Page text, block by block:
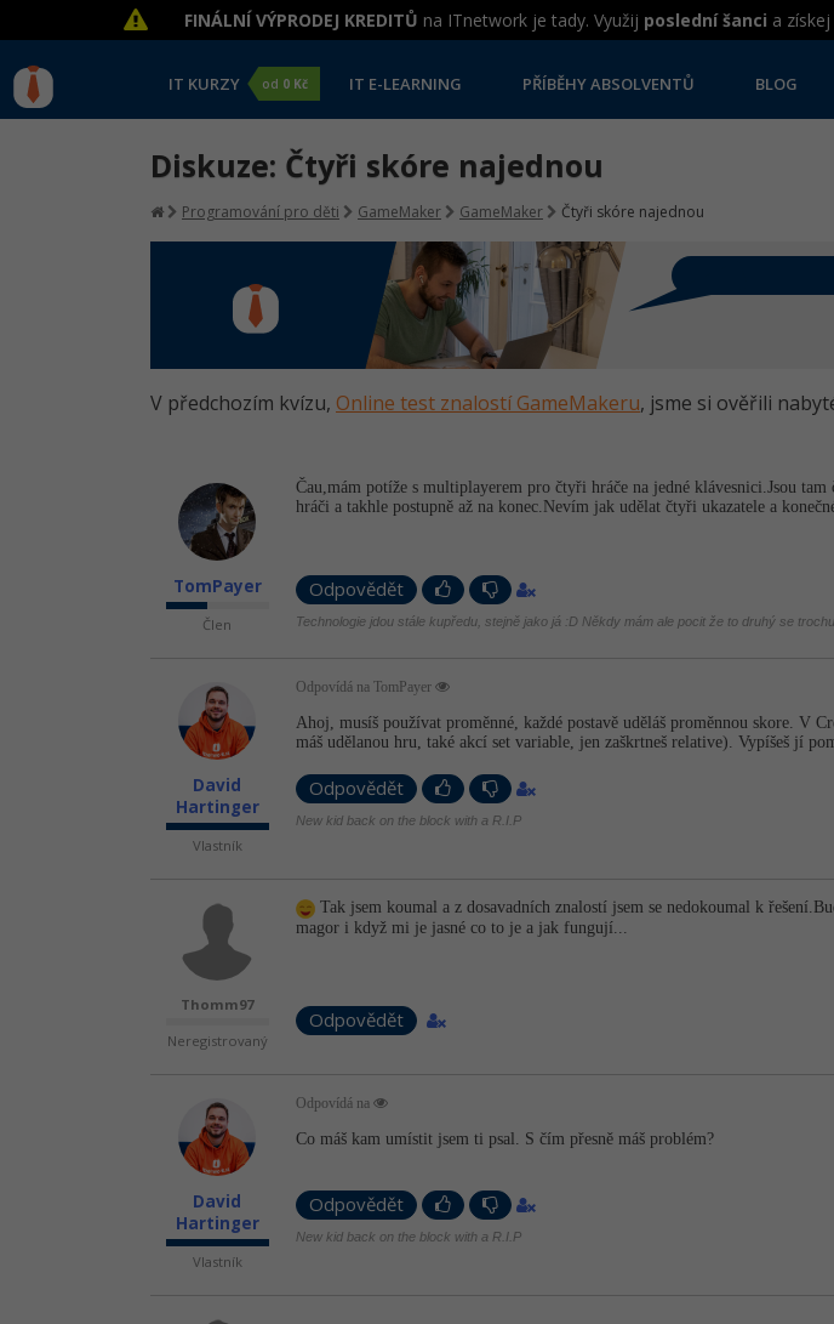
FINÁLNÍ VÝPRODEJ KREDITŮ na ITnetwork je tady. Využij poslední šanci a získej
IT KURZY od 0 Kč IT E-LEARNING PŘÍBĚHY ABSOLVENTŮ BLOG
Diskuze: Čtyři skóre najednou
Programování pro děti GameMaker GameMaker Čtyři skóre najednou
V předchozím kvízu, Online test znalostí GameMakeru, jsme si ověřili
TomPayer
Člen
Čau,mám potíže s multiplayerem pro čtyři hráče na jedné klávesnici.Jsou
hráči a takhle postupně až na konec.Nevím jak udělat čtyři ukazatele a
Odpovědět
Technologie jdou stále kupředu, stejně jako já :D Někdy mám ale pocit že to druhý se trochu
David
Hartinger
Vlastník
Odpovídá na TomPayer
Ahoj, musíš používat proměnné, každé postavě uděláš proměnnou skore. V
máš udělanou hru, také akcí set variable, jen zaškrtneš relative). Vypíšeš jí
Odpovědět
New kid back on the block with a R.I.P
Thomm97
Neregistrovaný
Tak jsem koumal a z dosavadních znalostí jsem se nedokoumal k
magor i když mi je jasné co to je a jak fungují...
Odpovědět
David
Hartinger
Vlastník
Odpovídá na
Co máš kam umístit jsem ti psal. S čím přesně máš problém?
Odpovědět
New kid back on the block with a R.I.P